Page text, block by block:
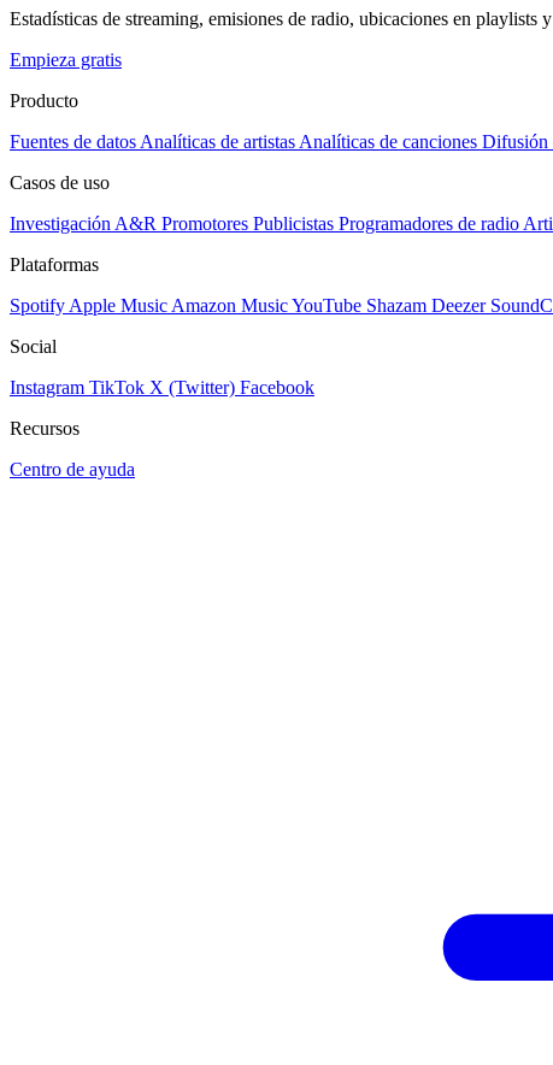
Estadísticas de streaming, emisiones de radio, ubicaciones en
Empieza gratis
Producto
Fuentes de datos Analíticas de artistas Analíticas de canciones Difusión
Casos de uso
Investigación A&R Promotores Publicistas Programadores de radio
Plataformas
Spotify Apple Music Amazon MusicYouTube Shazam Deezer
Social
Instagram TikTok X (Twitter) Facebook
Recursos
Centro de ayuda